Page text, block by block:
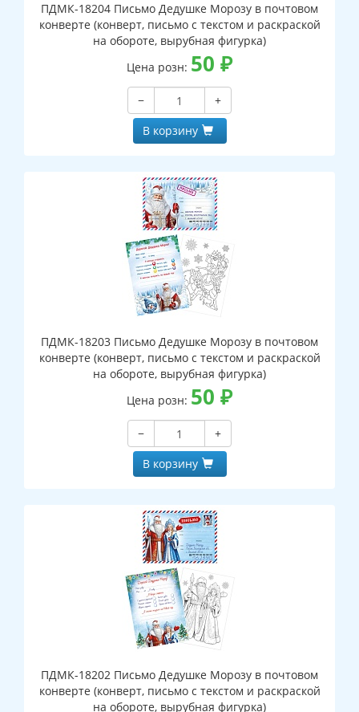
ПДМК-18204 Письмо Дедушке Морозу в почтовом
конверте (конверт, письмо с текстом и раскраской
на обороте, вырубная фигурка)
Цена розн: 50 ₽
−
+
В корзину
ПДМК-18203 Письмо Дедушке Морозу в почтовом
конверте (конверт, письмо с текстом и раскраской
на обороте, вырубная фигурка)
Цена розн: 50 ₽
−
+
В корзину
ПДМК-18202 Письмо Дедушке Морозу в почтовом
конверте (конверт, письмо с текстом и раскраской
на обороте, вырубная фигурка)